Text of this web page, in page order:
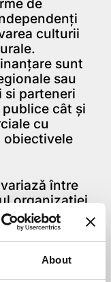
About
culturii
sunt
sau
parteneri
cât şi
cu
obiectivele
între
organizaţiei
pot fi intre
euro) şi
a 500.000